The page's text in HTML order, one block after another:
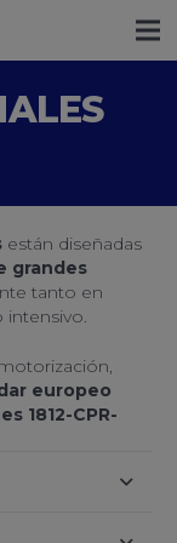
están diseñadas
grandes
tanto en
europeo
1812-CPR-